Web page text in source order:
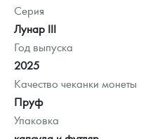
Серия
Лунар III
Год выпуска
2025
Качество чеканки монеты
Пруф
Упаковка